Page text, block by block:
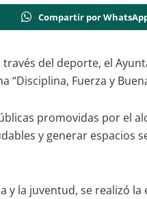
Compartir por
del deporte, el
“Disciplina, Fuerza y
promovidas por el
y generar espacios
y la juventud, se realizó la